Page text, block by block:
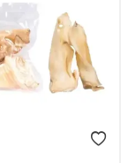
DESTEK